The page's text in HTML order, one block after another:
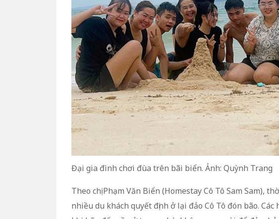
Đại gia đình chơi đùa trên bãi biển. Ảnh: Quỳnh Trang
Theo chị Phạm Văn Biển (Homestay Cô Tô Sam Sam),
nhiều du khách quyết định ở lại đảo Cô Tô đón bão.